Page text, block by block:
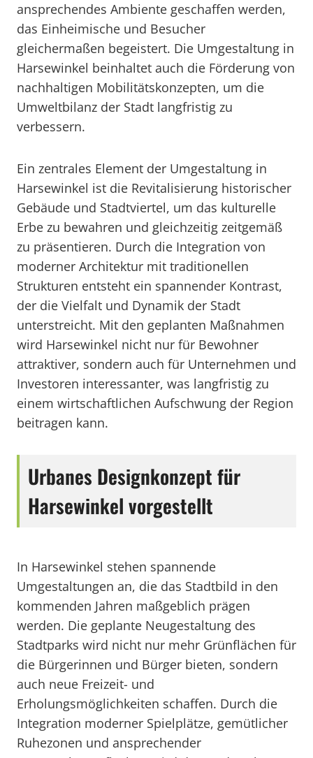
ansprechendes Ambiente geschaffen werden,
das Einheimische und Besucher
gleichermaßen begeistert. Die Umgestaltung in
Harsewinkel beinhaltet auch die Förderung von
nachhaltigen Mobilitätskonzepten, um die
Umweltbilanz der Stadt langfristig zu
verbessern.
Ein zentrales Element der Umgestaltung in
Harsewinkel ist die Revitalisierung historischer
Gebäude und Stadtviertel, um das kulturelle
Erbe zu bewahren und gleichzeitig zeitgemäß
zu präsentieren. Durch die Integration von
moderner Architektur mit traditionellen
Strukturen entsteht ein spannender Kontrast,
der die Vielfalt und Dynamik der Stadt
unterstreicht. Mit den geplanten Maßnahmen
wird Harsewinkel nicht nur für Bewohner
attraktiver, sondern auch für Unternehmen und
Investoren interessanter, was langfristig zu
einem wirtschaftlichen Aufschwung der Region
beitragen kann.
Urbanes Designkonzept für
Harsewinkel vorgestellt
In Harsewinkel stehen spannende
Umgestaltungen an, die das Stadtbild in den
kommenden Jahren maßgeblich prägen
werden. Die geplante Neugestaltung des
Stadtparks wird nicht nur mehr Grünflächen für
die Bürgerinnen und Bürger bieten, sondern
auch neue Freizeit- und
Erholungsmöglichkeiten schaffen. Durch die
Integration moderner Spielplätze, gemütlicher
Ruhezonen und ansprechender